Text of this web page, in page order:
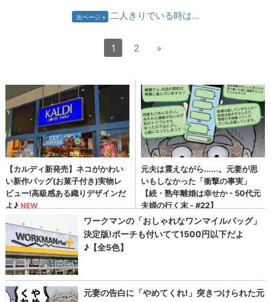
次ページ 二人きりでいる時は…
1 2 »